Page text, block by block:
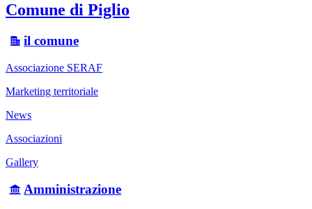
Comune di Piglio
il comune
Associazione SERAF
Marketing territoriale
News
Associazioni
Gallery
Amministrazione